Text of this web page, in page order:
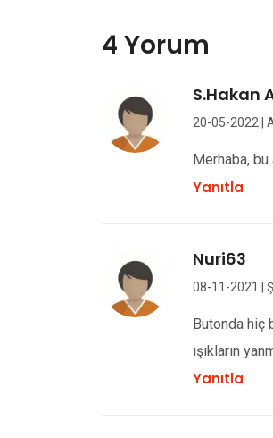
4 Yorum
S.Hakan
20-05-2022 |
Merhaba,
Yanıtla
Nuri63
08-11-2021 |
Butonda hiç
ışıkların
Yanıtla